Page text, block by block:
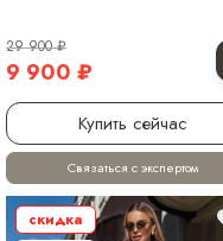
29 900₽
9 900 ₽
Купить сейчас
Связаться с экспертом
скидка